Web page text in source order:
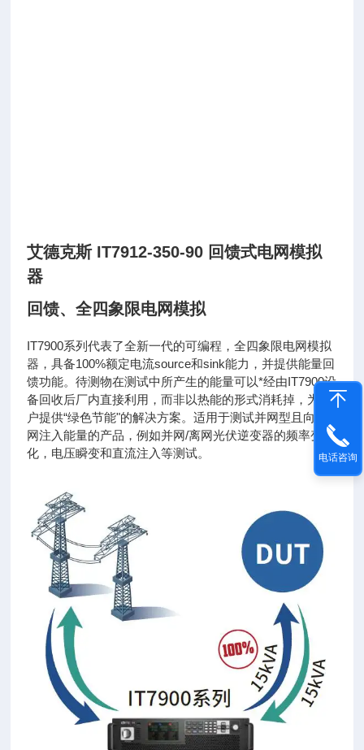
艾德克斯 IT7912-350-90 回馈式电网模拟
器
回馈、全四象限电网模拟
IT7900系列代表了全新一代的可编程，全四象限电网模拟
器，具备100%额定电流source和sink能力，并提供能量回
馈功能。待测物在测试中所产生的能量可以*经由IT7900设
备回收后厂内直接利用，而非以热能的形式消耗掉，为用
户提供“绿色节能"的解决方案。适用于测试并网型且向电
网注入能量的产品，例如并网/离网光伏逆变器的频率变
化，电压瞬变和直流注入等测试。
电话咨询